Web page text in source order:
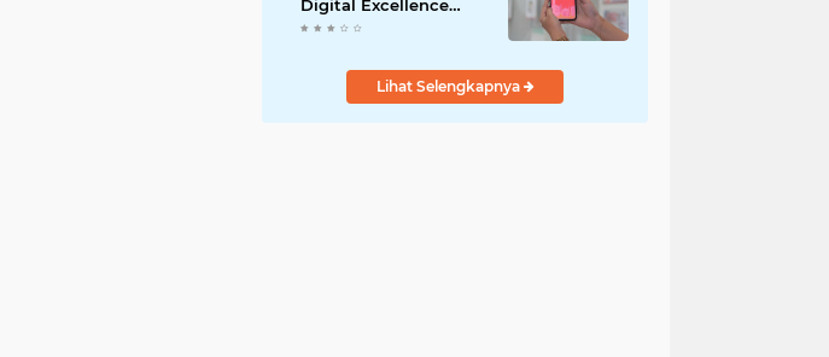
Digital Excellence
Awards 2026
Lihat Selengkapnya